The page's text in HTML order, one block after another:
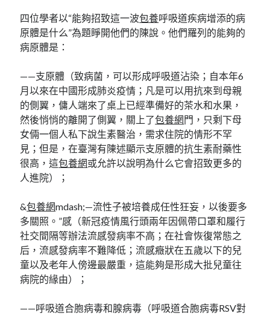
四位學者以“能夠招致這一波包養呼吸道疾病增添的病
原體是什么”為題睜開他們的陳說。他們羅列的能夠的
病原體是：
——支原體（致病菌，可以形成呼吸道沾染；自本年6
月以來在中國形成肺炎疫情；凡是可以用抗來到母親
的側翼，傭人端來了桌上已經準備好的茶水和水果，
然後悄悄的離開了側翼，關上了包養網門，只剩下母
女倆一個人私下說生素醫治，需求住院的情形不罕
見；但是，在臺灣有陳述顯示支原體的抗生素耐藥性
很高，這包養網或允許以說明為什么它會招致更多的
人進院）；
&包養網mdash;—流性子被培養成任性狂妄，以後要多
多關照。”感（新冠疫情風行頭兩年因佩帶口罩和履行
社交間隔等辦法流感發病率不高；在社會恢復常態之
后，流感發病率不難降低；流感癥狀在五歲以下的兒
童以及老年人傍邊最嚴重，這能夠是形成大批兒童往
病院的緣由）；
——呼吸道合胞病毒和腺病毒（呼吸道合胞病毒RSV對